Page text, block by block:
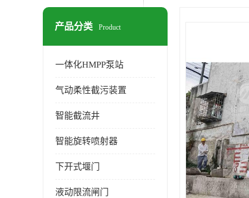
产品分类 Product
一体化HMPP泵站
气动柔性截污装置
智能截流井
智能旋转喷射器
下开式堰门
液动限流闸门